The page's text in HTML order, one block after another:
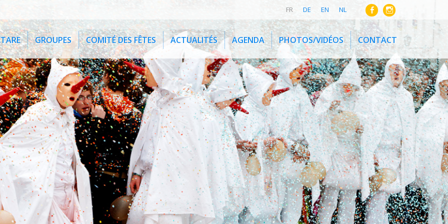
FR DE EN NL
GROUPES COMITÉ DES FÊTES ACTUALITÉS AGENDA PHOTOS/VIDÉOS CONTACT